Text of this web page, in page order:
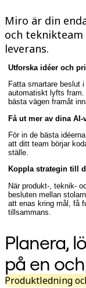
Utvalt
Lösningar
Efter
Miro är din
och
leverans.
Utforska idéer och
Fatta smartare beslut
automatiskt lyfts fram.
bästa vägen framåt
Få ut mer av dina AI-
För in de bästa
att ditt team börjar
ställe.
Koppla strategin till
När produkt-, teknik-
besluten mellan
att enas kring mål, få
tillsammans.
Planera,
på en
Produktledning